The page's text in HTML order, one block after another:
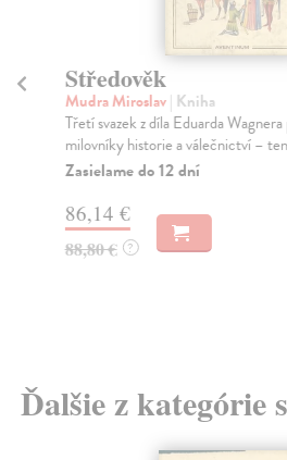
Středověk
Mudra Miroslav| Kniha
Třetí svazek z díla Eduarda
milovníky historie a válečnictví –
Zasielame do 12 dní
86,14 €
88,80 € ?
Ďalšie z kategórie